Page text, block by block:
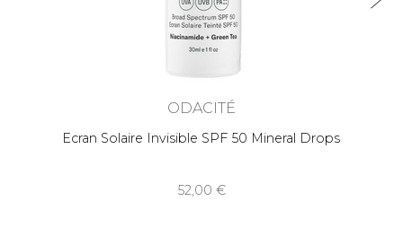
ODACITÉ
Ecran Solaire Invisible SPF 50 Mineral Drops
52,00